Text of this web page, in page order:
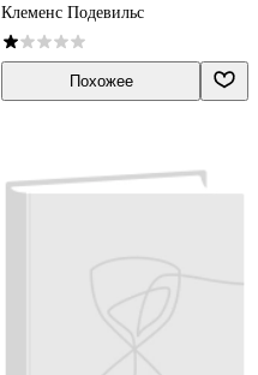
Клеменс Подевильс
Похожее